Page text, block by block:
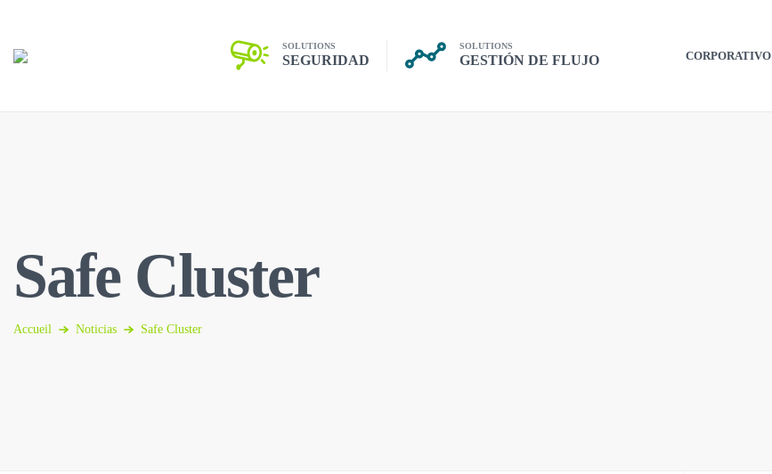
SOLUTIONS
SEGURIDAD
SOLUTIONS
GESTIÓN DE FLUJO CORPORATIVO
Safe Cluster
Accueil Noticias Safe Cluster